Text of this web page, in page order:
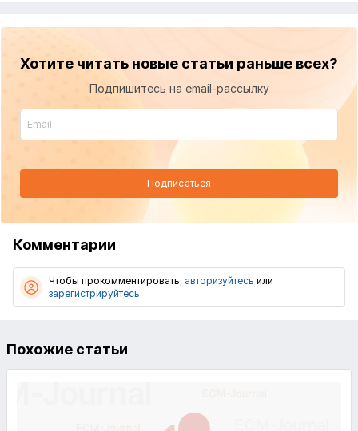
Хотите читать новые статьи раньше всех?
Подпишитесь на email-рассылку
Подписаться
Комментарии
Чтобы прокомментировать, авторизуйтесь или
зарегистрируйтесь
Похожие статьи